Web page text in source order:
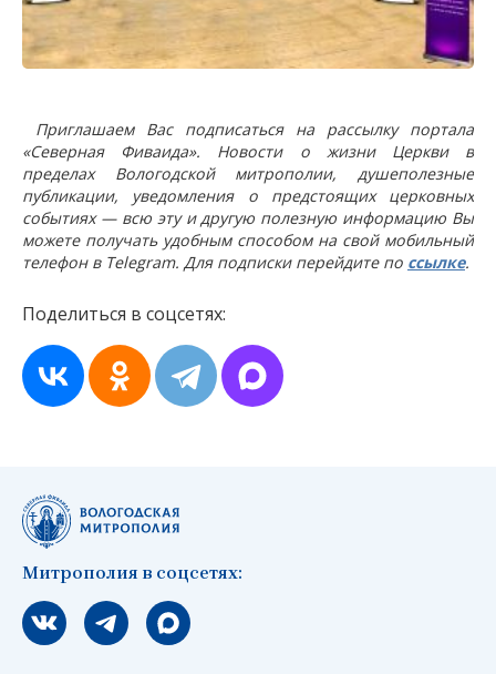
Приглашаем Вас подписаться на рассылку портала
«Северная Фиваида». Новости о жизни Церкви в
пределах Вологодской митрополии, душеполезные
публикации, уведомления о предстоящих церковных
событиях — всю эту и другую полезную информацию Вы
можете получать удобным способом на свой мобильный
телефон в Telegram. Для подписки перейдите по ссылке.
Поделиться в соцсетях:
Митрополия в соцсетях:
Мы вконтакте
Мы в telegram
Мы в Макс